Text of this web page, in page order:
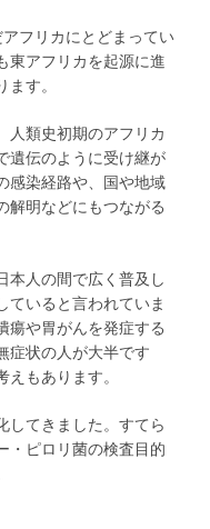
フリカにとどまってい
東アフリカを起源に進
す。
類史初期のアフリカ
遺伝のように受け継が
感染経路や、国や地域
解明などにもつながる
人の間で広く普及し
ていると言われていま
瘍や胃がんを発症する
症状の人が大半です
もあります。
てきました。すてら
・ピロリ菌の検査目的